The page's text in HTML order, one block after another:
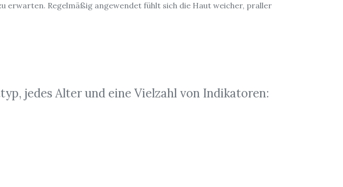
erwarten. Regelmäßig angewendet fühlt sich die Haut weicher, praller
jedes Alter und eine Vielzahl von Indikatoren: